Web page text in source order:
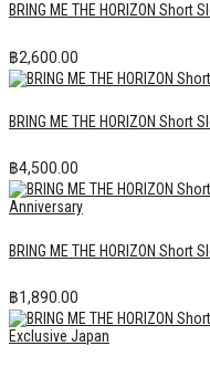
BRING ME THE HORIZON Short
฿2,600.00
BRING ME THE HORIZON Short
฿4,500.00
BRING ME THE HORIZON
฿1,890.00